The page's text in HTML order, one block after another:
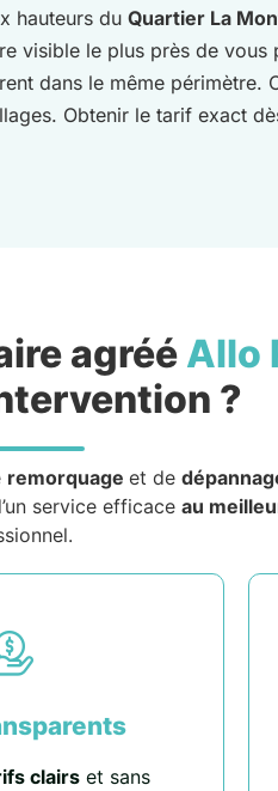
hauteurs du Quartier La
visible le plus près de
dans le même périmètre.
Obtenir le tarif exact
agréé Allo
?
remorquage et de
service efficace au
clairset sans